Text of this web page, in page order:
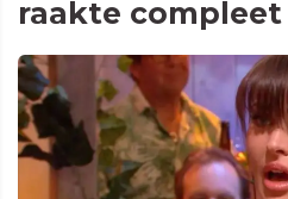
raakte compleet